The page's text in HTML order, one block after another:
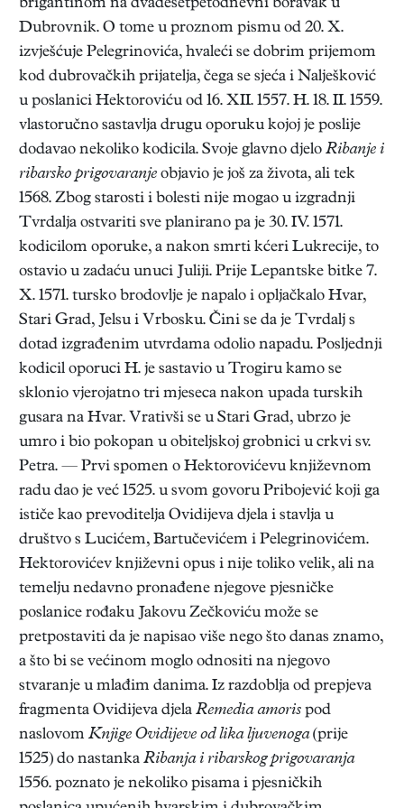
brigantinom na dvadesetpetodnevni boravak u
Dubrovnik. O tome u proznom pismu od 20. X.
izvješćuje Pelegrinovića, hvaleći se dobrim prijemom
kod dubrovačkih prijatelja, čega se sjeća i Nalješković
u poslanici Hektoroviću od 16. XII. 1557. H. 18. II. 1559.
vlastoručno sastavlja drugu oporuku kojoj je poslije
dodavao nekoliko kodicila. Svoje glavno djelo Ribanje i
ribarsko prigovaranje objavio je još za života, ali tek
1568. Zbog starosti i bolesti nije mogao u izgradnji
Tvrdalja ostvariti sve planirano pa je 30. IV. 1571.
kodicilom oporuke, a nakon smrti kćeri Lukrecije, to
ostavio u zadaću unuci Juliji. Prije Lepantske bitke 7.
X. 1571. tursko brodovlje je napalo i opljačkalo Hvar,
Stari Grad, Jelsu i Vrbosku. Čini se da je Tvrdalj s
dotad izgrađenim utvrdama odolio napadu. Posljednji
kodicil oporuci H. je sastavio u Trogiru kamo se
sklonio vjerojatno tri mjeseca nakon upada turskih
gusara na Hvar. Vrativši se u Stari Grad, ubrzo je
umro i bio pokopan u obiteljskoj grobnici u crkvi sv.
Petra. — Prvi spomen o Hektorovićevu književnom
radu dao je već 1525. u svom govoru Pribojević koji ga
ističe kao prevoditelja Ovidijeva djela i stavlja u
društvo s Lucićem, Bartučevićem i Pelegrinovićem.
Hektorovićev književni opus i nije toliko velik, ali na
temelju nedavno pronađene njegove pjesničke
poslanice rođaku Jakovu Zečkoviću može se
pretpostaviti da je napisao više nego što danas znamo,
a što bi se većinom moglo odnositi na njegovo
stvaranje u mlađim danima. Iz razdoblja od prepjeva
fragmenta Ovidijeva djela Remedia amoris pod
naslovom Knjige Ovidijeve od lika ljuvenoga(prije
1525) do nastanka Ribanja i ribarskog prigovaranja
1556. poznato je nekoliko pisama i pjesničkih